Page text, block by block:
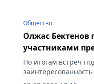
Общество
Олжас Бектенов
участниками
Совета
Президенте РК
По итогам встреч
инвестиционного